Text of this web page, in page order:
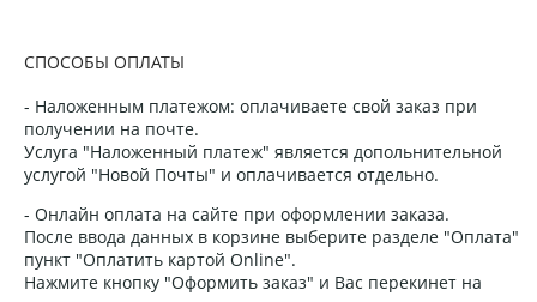
СПОСОБЫ ОПЛАТЫ
- Наложенным платежом: оплачиваете свой заказ при
получении на почте.
Услуга "Наложенный платеж" является допольнительной
услугой "Новой Почты" и оплачивается отдельно.
- Онлайн оплата на сайте при оформлении заказа.
После ввода данных в корзине выберите разделе "Оплата"
пункт "Оплатить картой Online".
Нажмите кнопку "Оформить заказ" и Вас перекинет на